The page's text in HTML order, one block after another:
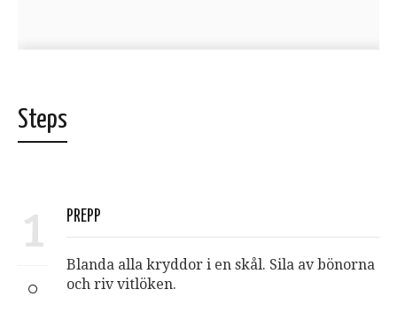
Steps
1 PREPP
Blanda alla kryddor i en skål. Sila av bönorna
och riv vitlöken.